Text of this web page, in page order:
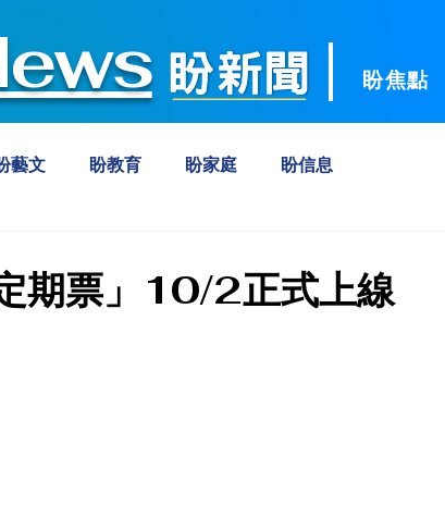
盼焦點
藝文 盼教育 盼家庭 盼信息
期票」10/2正式上線